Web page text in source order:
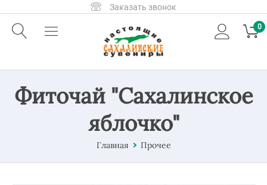
Заказать звонок
0
Фиточай "Сахалинское
яблочко"
Главная Прочее